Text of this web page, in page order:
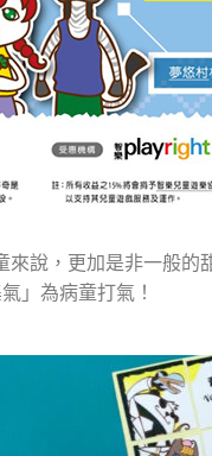
說，更加是非一般的
」為病童打氣！